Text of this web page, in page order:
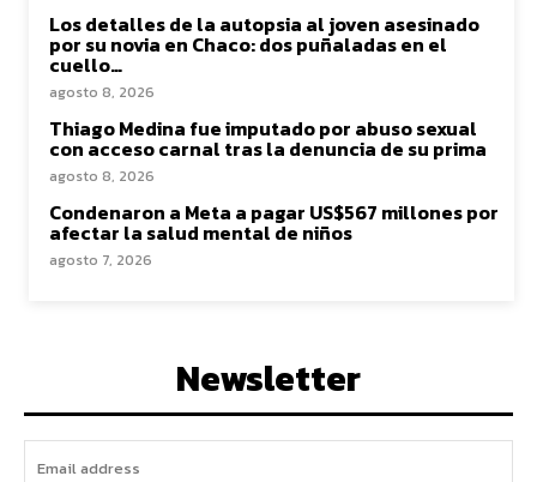
Los detalles de la autopsia al joven asesinado
por su novia en Chaco: dos puñaladas en el
cuello…
agosto 8, 2026
Thiago Medina fue imputado por abuso sexual
con acceso carnal tras la denuncia de su prima
agosto 8, 2026
Condenaron a Meta a pagar US$567 millones por
afectar la salud mental de niños
agosto 7, 2026
Newsletter